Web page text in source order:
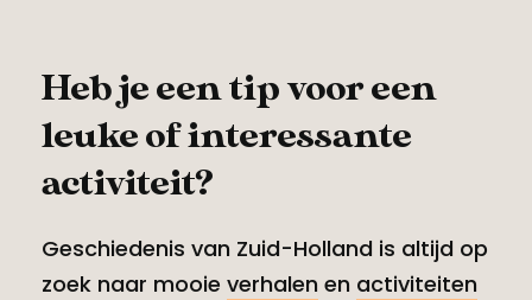
Heb je een tip voor een
leuke of interessante
activiteit?
Geschiedenis van Zuid-Holland is altijd op
zoek naar mooie verhalen en activiteiten